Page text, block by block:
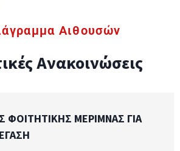
Αιθουσών
Ανακοινώσεις
ΦΟΙΤΗΤΙΚΗΣ ΜΕΡΙΜΝΑΣ ΓΙΑ